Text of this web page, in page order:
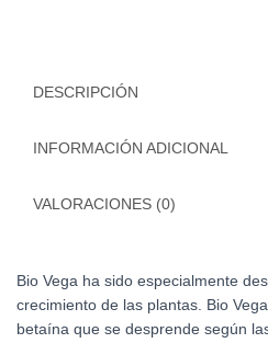
DESCRIPCIÓN
INFORMACIÓN ADICIONAL
VALORACIONES (0)
Bio Vega ha sido especialmente
crecimiento de las plantas. Bio
betaína que se desprende según